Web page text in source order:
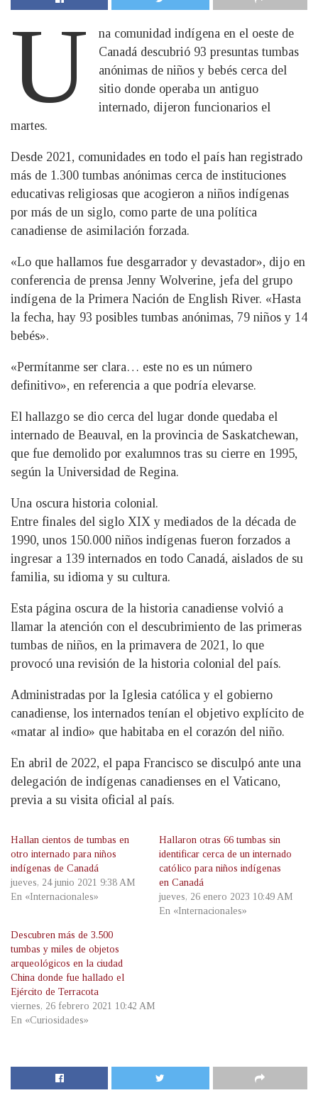
U
na comunidad indígena en el oeste de
Canadá descubrió 93 presuntas tumbas
anónimas de niños y bebés cerca del
sitio donde operaba un antiguo
internado, dijeron funcionarios el
martes.
Desde 2021, comunidades en todo el país han registrado
más de 1.300 tumbas anónimas cerca de instituciones
educativas religiosas que acogieron a niños indígenas
por más de un siglo, como parte de una política
canadiense de asimilación forzada.
«Lo que hallamos fue desgarrador y devastador», dijo en
conferencia de prensa Jenny Wolverine, jefa del grupo
indígena de la Primera Nación de English River. «Hasta
la fecha, hay 93 posibles tumbas anónimas, 79 niños y 14
bebés».
«Permítanme ser clara… este no es un número
definitivo», en referencia a que podría elevarse.
El hallazgo se dio cerca del lugar donde quedaba el
internado de Beauval, en la provincia de Saskatchewan,
que fue demolido por exalumnos tras su cierre en 1995,
según la Universidad de Regina.
Una oscura historia colonial.
Entre finales del siglo XIX y mediados de la década de
1990, unos 150.000 niños indígenas fueron forzados a
ingresar a 139 internados en todo Canadá, aislados de su
familia, su idioma y su cultura.
Esta página oscura de la historia canadiense volvió a
llamar la atención con el descubrimiento de las primeras
tumbas de niños, en la primavera de 2021, lo que
provocó una revisión de la historia colonial del país.
Administradas por la Iglesia católica y el gobierno
canadiense, los internados tenían el objetivo explícito de
«matar al indio» que habitaba en el corazón del niño.
En abril de 2022, el papa Francisco se disculpó ante una
delegación de indígenas canadienses en el Vaticano,
previa a su visita oficial al país.
Hallan cientos de tumbas en
otro internado para niños
indígenas de Canadá
jueves, 24 junio 2021 9:38 AM
En «Internacionales»
Hallaron otras 66 tumbas sin
identificar cerca de un internado
católico para niños indígenas
en Canadá
jueves, 26 enero 2023 10:49 AM
En «Internacionales»
Descubren más de 3.500
tumbas y miles de objetos
arqueológicos en la ciudad
China donde fue hallado el
Ejército de Terracota
viernes, 26 febrero 2021 10:42 AM
En «Curiosidades»